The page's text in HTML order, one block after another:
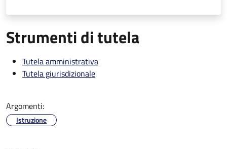
Strumenti di tutela
Tutela amministrativa
Tutela giurisdizionale
Argomenti:
Istruzione